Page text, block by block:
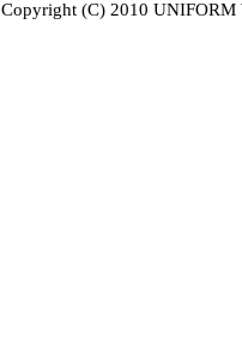
Copyright (C) 2010